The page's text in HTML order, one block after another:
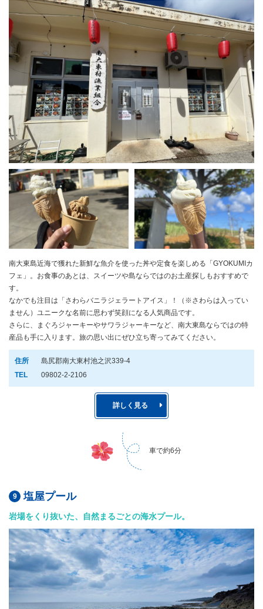
南大東島近海で獲れた新鮮な魚介を使った丼や定食を楽しめる「GYOKUMIカ
フェ」。お食事のあとは、スイーツや島ならではのお土産探しもおすすめで
す。
なかでも注目は「さわらバニラジェラートアイス」！（※さわらは入ってい
ません）ユニークな名前に思わず笑顔になる人気商品です。
さらに、まぐろジャーキーやサワラジャーキーなど、南大東島ならではの特
産品も手に入ります。旅の思い出にぜひ立ち寄ってみてください。
住所
島尻郡南大東村池之沢339-4
TEL
09802-2-2106
詳しく見る
車で約6分
塩屋プール
岩場をくり抜いた、自然まるごとの海水プール。